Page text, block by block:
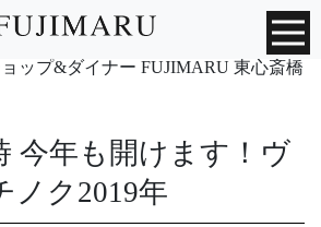
ップ&ダイナー FUJIMARU 東心斎橋
今年も開けます！ヴ
ノク2019年